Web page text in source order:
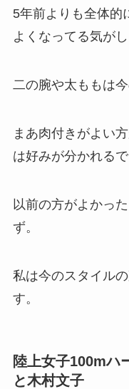
5年前よりも全体的
よくなってる気がし
二の腕や太ももは
まあ肉付きがよい
は好みが分かれるで
以前の方がよかっ
ず。
私は今のスタイル
す。
陸上女子100mハ
と木村文子